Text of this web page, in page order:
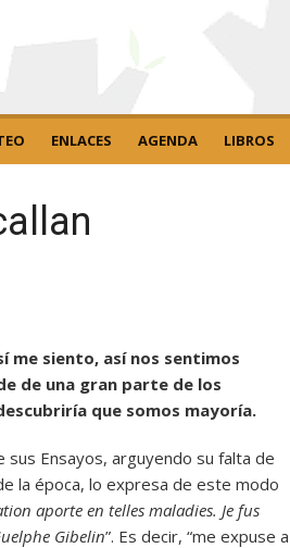
ENLACES AGENDA LIBROS
me siento, así nos sentimos
de una gran parte de los
que somos mayoría.
Ensayos, arguyendo su falta de
la época, lo expresa de este modo
aporte en telles maladies. Je fus
Gibelin”. Es decir, “me expuse a